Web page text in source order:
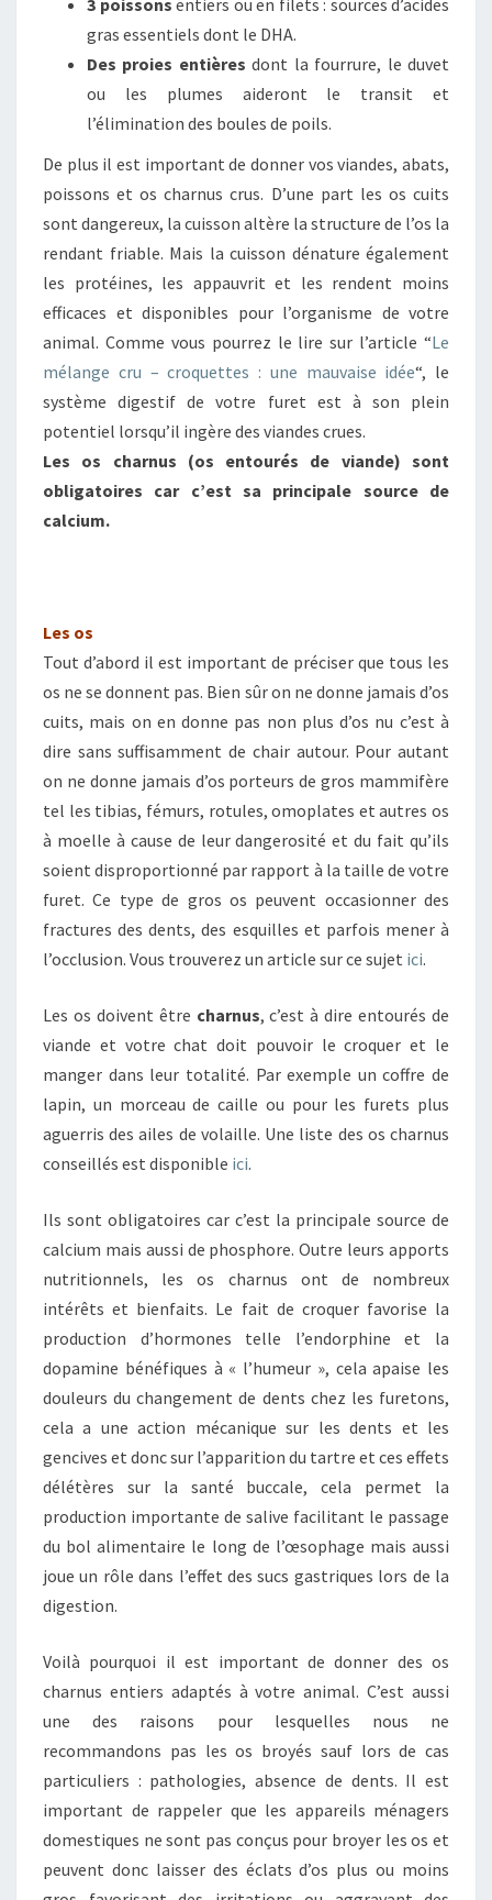
3 poissons entiers ou en filets : sources d’acides
gras essentiels dont le DHA.
Des proies entières dont la fourrure, le duvet
ou les plumes aideront le transit et
l’élimination des boules de poils.
De plus il est important de donner vos viandes, abats,
poissons et os charnus crus. D’une part les os cuits
sont dangereux, la cuisson altère la structure de l’os la
rendant friable. Mais la cuisson dénature également
les protéines, les appauvrit et les rendent moins
efficaces et disponibles pour l’organisme de votre
animal. Comme vous pourrez le lire sur l’article “Le
mélange cru – croquettes : une mauvaise idée“, le
système digestif de votre furet est à son plein
potentiel lorsqu’il ingère des viandes crues.
Les os charnus (os entourés de viande) sont
obligatoires car c’est sa principale source de
calcium.
Les os
Tout d’abord il est important de préciser que tous les
os ne se donnent pas. Bien sûr on ne donne jamais d’os
cuits, mais on en donne pas non plus d’os nu c’est à
dire sans suffisamment de chair autour. Pour autant
on ne donne jamais d’os porteurs de gros mammifère
tel les tibias, fémurs, rotules, omoplates et autres os
à moelle à cause de leur dangerosité et du fait qu’ils
soient disproportionné par rapport à la taille de votre
furet. Ce type de gros os peuvent occasionner des
fractures des dents, des esquilles et parfois mener à
l’occlusion. Vous trouverez un article sur ce sujet ici.
Les os doivent être charnus, c’est à dire entourés de
viande et votre chat doit pouvoir le croquer et le
manger dans leur totalité. Par exemple un coffre de
lapin, un morceau de caille ou pour les furets plus
aguerris des ailes de volaille. Une liste des os charnus
conseillés est disponible ici.
Ils sont obligatoires car c’est la principale source de
calcium mais aussi de phosphore. Outre leurs apports
nutritionnels, les os charnus ont de nombreux
intérêts et bienfaits. Le fait de croquer favorise la
production d’hormones telle l’endorphine et la
dopamine bénéfiques à « l’humeur », cela apaise les
douleurs du changement de dents chez les furetons,
cela a une action mécanique sur les dents et les
gencives et donc sur l’apparition du tartre et ces effets
délétères sur la santé buccale, cela permet la
production importante de salive facilitant le passage
du bol alimentaire le long de l’œsophage mais aussi
joue un rôle dans l’effet des sucs gastriques lors de la
digestion.
Voilà pourquoi il est important de donner des os
charnus entiers adaptés à votre animal. C’est aussi
une des raisons pour lesquelles nous ne
recommandons pas les os broyés sauf lors de cas
particuliers : pathologies, absence de dents. Il est
important de rappeler que les appareils ménagers
domestiques ne sont pas conçus pour broyer les os et
peuvent donc laisser des éclats d’os plus ou moins